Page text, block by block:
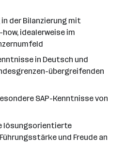
der Bilanzierung mit
idealerweise im
in Deutsch und
übergreifenden
SAP-Kenntnisse von
lösungsorientierte
und Freude an